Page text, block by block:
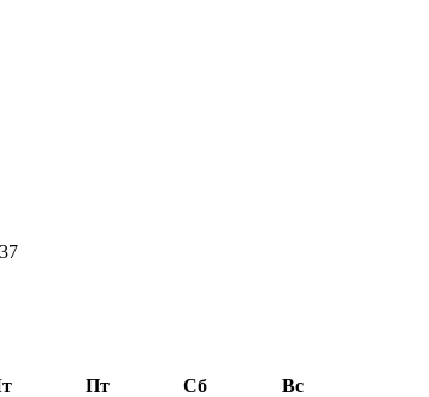
Пт Сб
Вс